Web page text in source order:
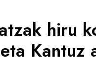
hiru
Kantuz